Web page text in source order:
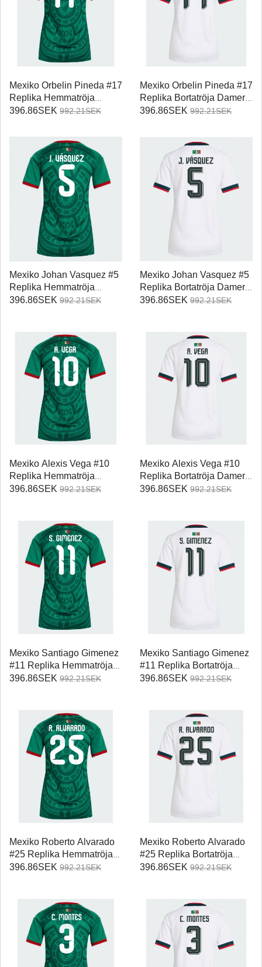
Mexiko Orbelin Pineda #17
Replika Hemmatröja
Damer VM 2026
396.86SEK 992.21SEK
Mexiko Orbelin Pineda #17
Replika Bortatröja Damer
VM 2026 Kortärmad
396.86SEK 992.21SEK
Mexiko Johan Vasquez #5
Replika Hemmatröja
Damer VM 2026
396.86SEK 992.21SEK
Mexiko Johan Vasquez #5
Replika Bortatröja Damer
VM 2026 Kortärmad
396.86SEK 992.21SEK
Mexiko Alexis Vega #10
Replika Hemmatröja
Damer VM 2026
396.86SEK 992.21SEK
Mexiko Alexis Vega #10
Replika Bortatröja Damer
VM 2026 Kortärmad
396.86SEK 992.21SEK
Mexiko Santiago Gimenez
#11 Replika Hemmatröja
Damer VM 2026
396.86SEK 992.21SEK
Mexiko Santiago Gimenez
#11 Replika Bortatröja
Damer VM 2026
396.86SEK 992.21SEK
Mexiko Roberto Alvarado
#25 Replika Hemmatröja
Damer VM 2026
396.86SEK 992.21SEK
Mexiko Roberto Alvarado
#25 Replika Bortatröja
Damer VM 2026
396.86SEK 992.21SEK